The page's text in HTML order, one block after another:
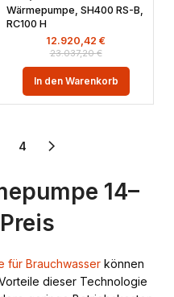
Wärmepumpe, SH400 RS-B,
RC100 H
23.037,20€
12.920,42 €
In den Warenkorb
4
14–
für Brauchwasser können
dieser Technologie